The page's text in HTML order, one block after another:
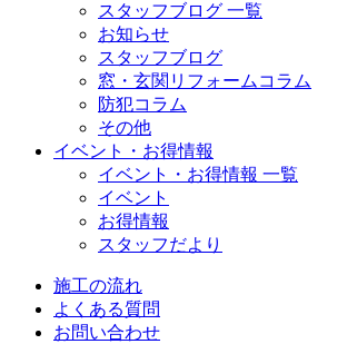
スタッフブログ 一覧
お知らせ
スタッフブログ
窓・玄関リフォームコラム
防犯コラム
その他
イベント・お得情報
イベント・お得情報 一覧
イベント
お得情報
スタッフだより
施工の流れ
よくある質問
お問い合わせ